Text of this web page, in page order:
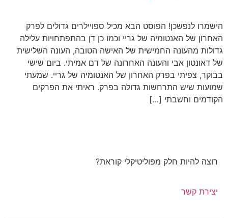
הישמרו לנפשכן! הפוסט הבא מכיל ספויילרים גדולים לפרק
האחרון של האנטומיה של גריי וכמו כן דן בהתפתחויות עלילה
גדולות מהעונה החמישית של האישה הטובה, העונה השלישית
של דאונטון אבי והעונה האחרונה של דם אמיתי. ביום שישי
בבוקר, צפיתי בפרק האחרון של האנטומיה של גריי. שמעתי
שמועות שיש התרחשות גדולה בפרק. ראיתי את הפרקים
הקודמים וחשבתי […]
רוצה להיות חלק מפוליטיקלי קוראת?
יצירת קשר